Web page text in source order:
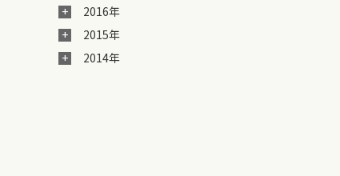
2016年
2015年
2014年